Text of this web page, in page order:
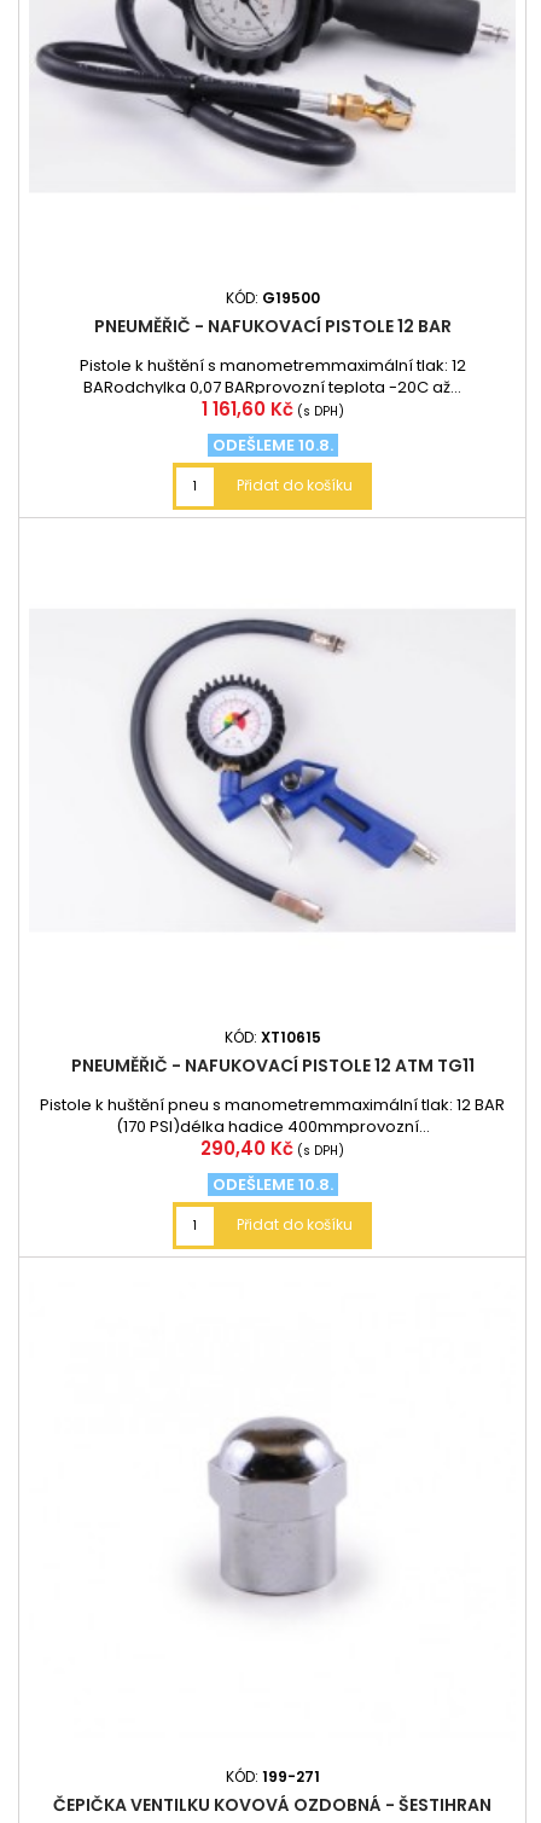
KÓD: G19500
PNEUMĚŘIČ - NAFUKOVACÍ PISTOLE 12 BAR
Pistole k huštění s manometremmaximální tlak: 12
BARodchylka 0,07 BARprovozní teplota -20C až...
Cena
1 161,60 Kč (s DPH)
ODEŠLEME 10.8.
Přidat do košíku
KÓD: XT10615
PNEUMĚŘIČ - NAFUKOVACÍ PISTOLE 12 ATM TG11
Pistole k huštění pneu s manometremmaximální tlak: 12 BAR
(170 PSI)délka hadice 400mmprovozní...
Cena
290,40 Kč (s DPH)
ODEŠLEME 10.8.
Přidat do košíku
KÓD: 199-271
ČEPIČKA VENTILKU KOVOVÁ OZDOBNÁ - ŠESTIHRAN